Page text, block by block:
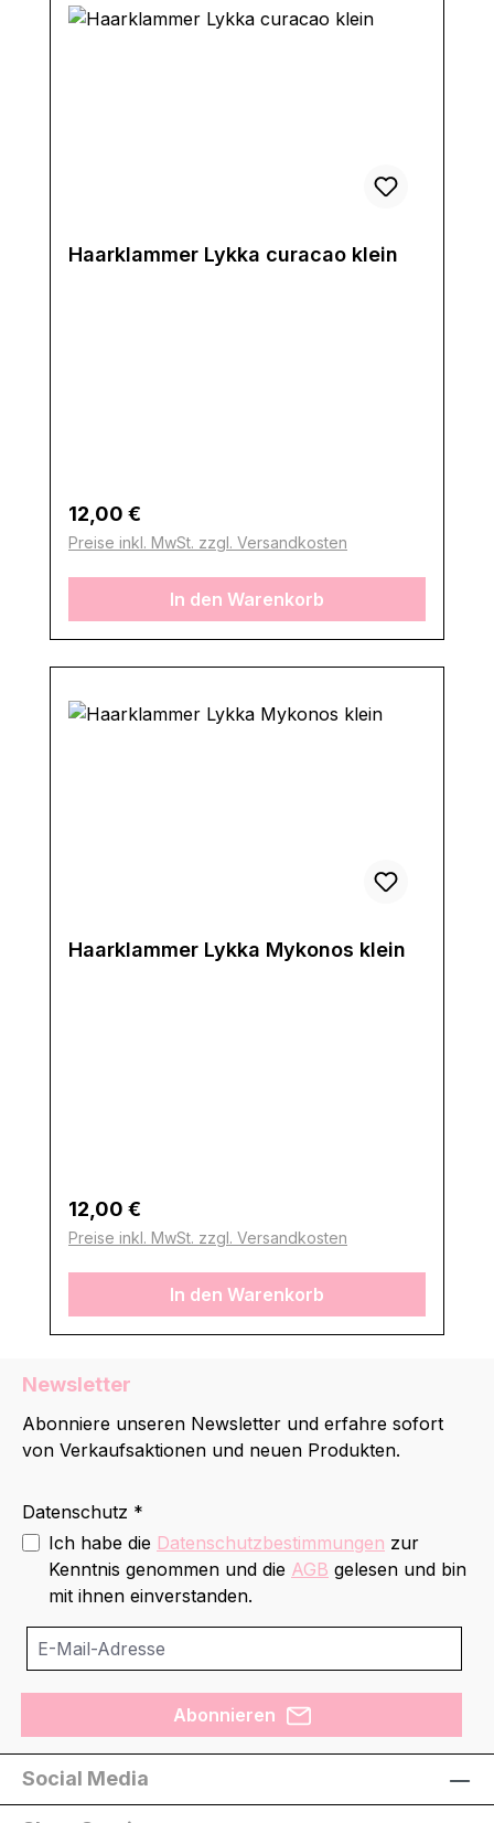
Haarklammer Lykka curacao klein
Regulärer Preis:
12,00 €
Preise inkl. MwSt. zzgl. Versandkosten
In den Warenkorb
Haarklammer Lykka Mykonos klein
Regulärer Preis:
12,00 €
Preise inkl. MwSt. zzgl. Versandkosten
In den Warenkorb
Newsletter
Abonniere unseren Newsletter und erfahre sofort
von Verkaufsaktionen und neuen Produkten.
Datenschutz *
Ich habe die Datenschutzbestimmungen zur
Kenntnis genommen und die AGB gelesen und bin
mit ihnen einverstanden.
Abonnieren
Social Media